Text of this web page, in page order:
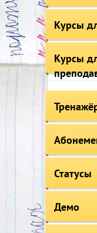
Курсы
Курсы
Статусы
Демо